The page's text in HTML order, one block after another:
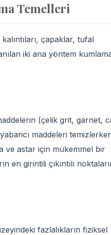
Temelleri
çapaklar, tufal
iki ana yöntem
(çelik grit, garnet,
maddeleri
ve astar için mükemmel bir
en girintili çıkıntılı
fazlalıkların fiziksel